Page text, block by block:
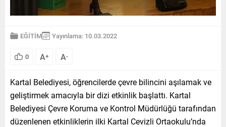
EĞİTİM Yayınlama: 10.03.2022
0 A+ A-
Kartal Belediyesi, öğrencilerde çevre bilincini aşılamak ve
geliştirmek amacıyla bir dizi etkinlik başlattı. Kartal
Belediyesi Çevre Koruma ve Kontrol Müdürlüğü tarafından
düzenlenen etkinliklerin ilki Kartal Cevizli Ortaokulu’nda